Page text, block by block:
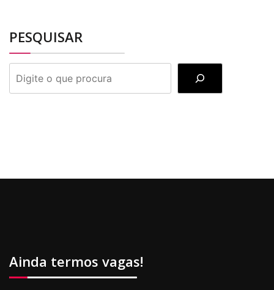
PESQUISAR
PESQUISAR
Ainda termos vagas!